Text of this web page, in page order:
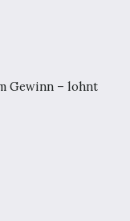
Gewinn – lohnt